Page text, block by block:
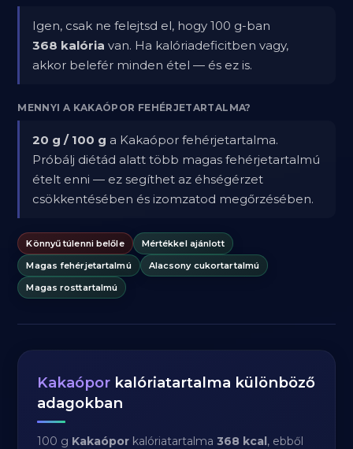
Igen, csak ne felejtsd el, hogy 100 g-ban
368 kalória van. Ha kalóriadeficitben vagy,
akkor belefér minden étel — és ez is.
MENNYI A KAKAÓPOR FEHÉRJETARTALMA?
20 g / 100 g a Kakaópor fehérjetartalma.
Próbálj diétád alatt több magas fehérjetartalmú
ételt enni — ez segíthet az éhségérzet
csökkentésében és izomzatod megőrzésében.
Könnyű túlenni belőle
Mértékkel ajánlott
Magas fehérjetartalmú
Alacsony cukortartalmú
Magas rosttartalmú
Kakaópor kalóriatartalma különböző
adagokban
100 g Kakaópor kalóriatartalma368 kcal, ebből